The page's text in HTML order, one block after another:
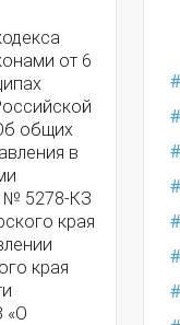
от 6
общих
в
№ 5278-КЗ
края
края
«О